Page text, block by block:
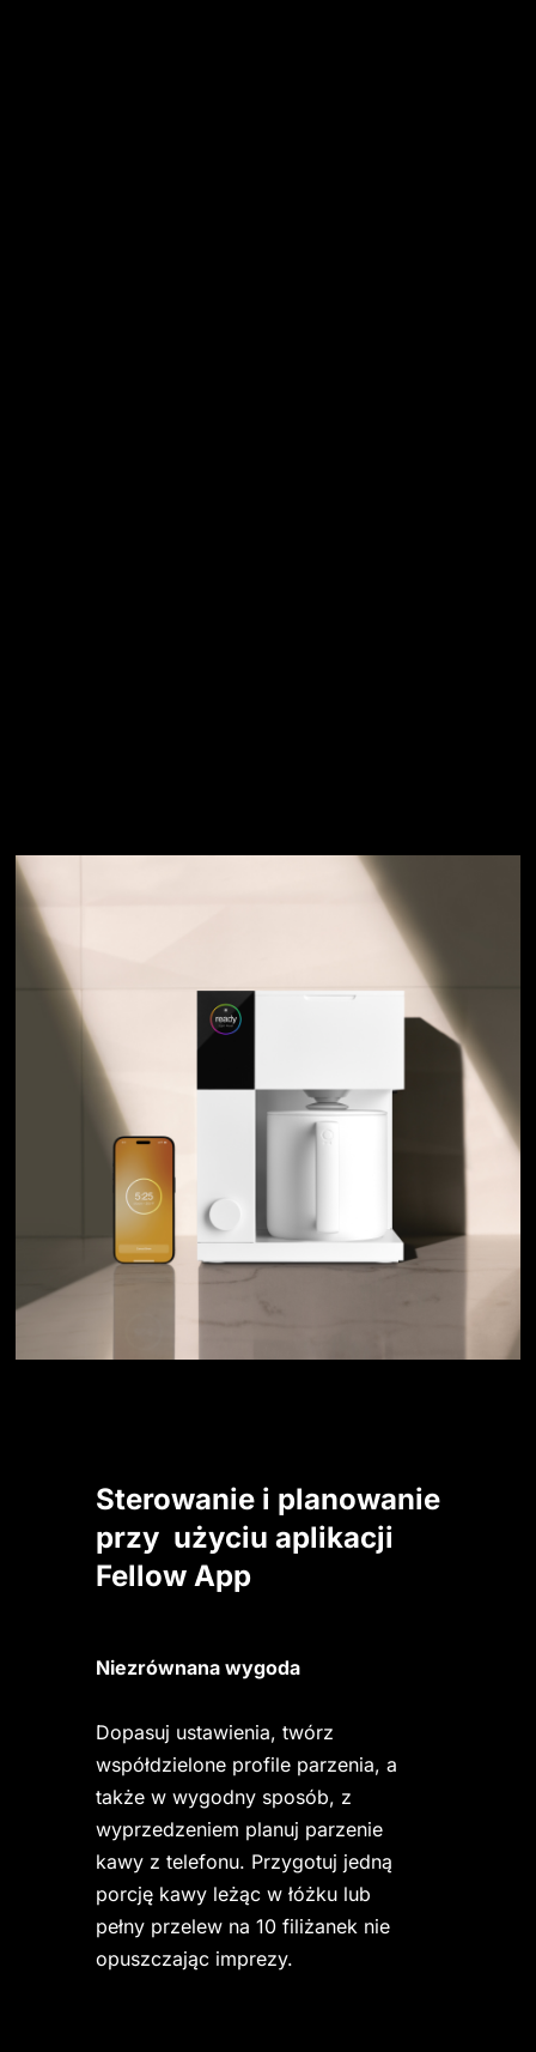
Sterowanie i planowanie
przy  użyciu aplikacji
Fellow App
Niezrównana wygoda
Dopasuj ustawienia, twórz
współdzielone profile parzenia, a
także w wygodny sposób, z
wyprzedzeniem planuj parzenie
kawy z telefonu. Przygotuj jedną
porcję kawy leżąc w łóżku lub
pełny przelew na 10 filiżanek nie
opuszczając imprezy.